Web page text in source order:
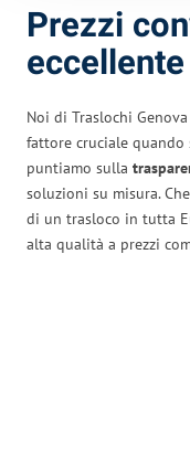
Prezzi
Noi di Traslochi
fattore cruciale quando
puntiamo sulla
soluzioni su misura.
di un trasloco in tutta
alta qualità a prezzi